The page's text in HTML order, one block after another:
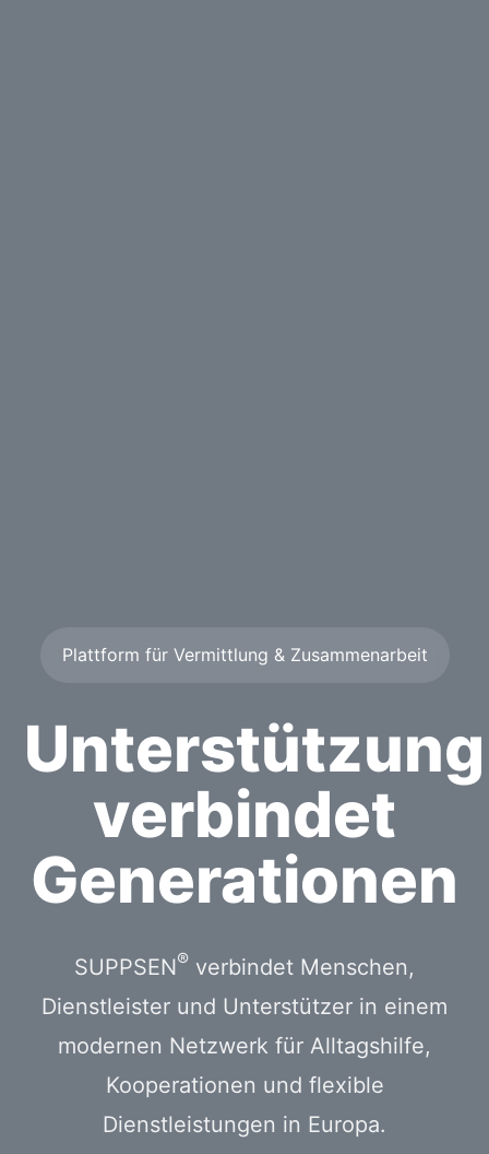
Plattform für Vermittlung & Zusammenarbeit
Unterstützung
verbindet
Generationen
SUPPSEN® verbindet Menschen,
Dienstleister und Unterstützer in einem
modernen Netzwerk für Alltagshilfe,
Kooperationen und flexible
Dienstleistungen in Europa.